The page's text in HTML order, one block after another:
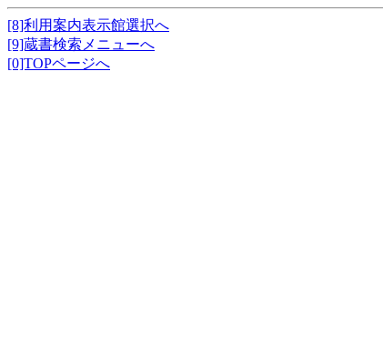
[8]利用案内表示館選択へ
[9]蔵書検索メニューへ
[0]TOPページへ